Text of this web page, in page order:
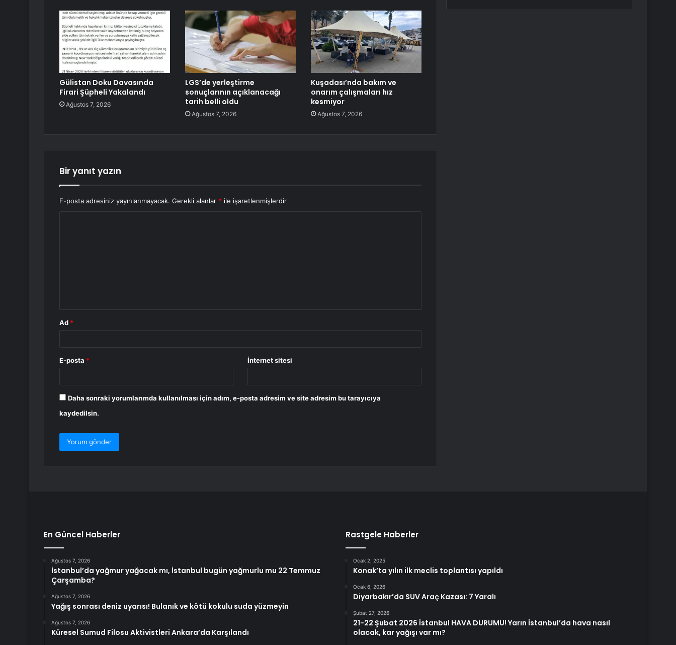
Gülistan Doku Davasında
Firari Şüpheli Yakalandı
Ağustos 7, 2026
LGS’de yerleştirme
sonuçlarının açıklanacağı
tarih belli oldu
Ağustos 7, 2026
Kuşadası’nda bakım ve
onarım çalışmaları hız
kesmiyor
Ağustos 7, 2026
Bir yanıt yazın
E-posta adresiniz yayınlanmayacak. Gerekli alanlar * ile işaretlenmişlerdir
Ad *
E-posta * İnternet sitesi
Daha sonraki yorumlarımda kullanılması için adım, e-posta adresim ve site adresim bu tarayıcıya
kaydedilsin.
En Güncel Haberler
Ağustos 7, 2026
İstanbul’da yağmur yağacak mı, İstanbul bugün yağmurlu mu 22 Temmuz
Çarşamba?
Ağustos 7, 2026
Yağış sonrası deniz uyarısı! Bulanık ve kötü kokulu suda yüzmeyin
Ağustos 7, 2026
Küresel Sumud Filosu Aktivistleri Ankara’da Karşılandı
Rastgele Haberler
Ocak 2, 2025
Konak’ta yılın ilk meclis toplantısı yapıldı
Ocak 6, 2026
Diyarbakır’da SUV Araç Kazası: 7 Yaralı
Şubat 27, 2026
21-22 Şubat 2026 İstanbul HAVA DURUMU! Yarın İstanbul’da hava nasıl
olacak, kar yağışı var mı?